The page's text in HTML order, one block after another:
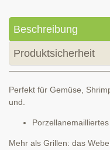
Beschreibung
Produktsicherheit
Perfekt für Gemüse,
und.
Mehr als Grillen: das